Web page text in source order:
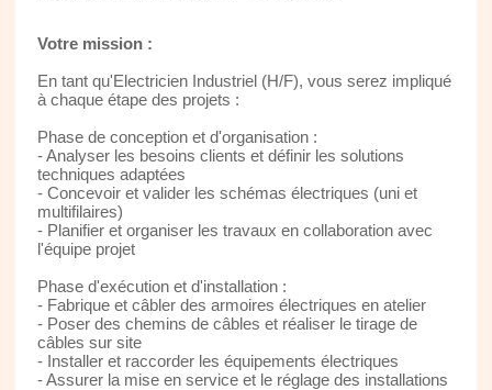
Votre mission :
En tant qu'Electricien Industriel (H/F), vous serez impliqué
à chaque étape des projets :
Phase de conception et d'organisation :
- Analyser les besoins clients et définir les solutions
techniques adaptées
- Concevoir et valider les schémas électriques (uni et
multifilaires)
- Planifier et organiser les travaux en collaboration avec
l'équipe projet
Phase d'exécution et d'installation :
- Fabrique et câbler des armoires électriques en atelier
- Poser des chemins de câbles et réaliser le tirage de
câbles sur site
- Installer et raccorder les équipements électriques
- Assurer la mise en service et le réglage des installations